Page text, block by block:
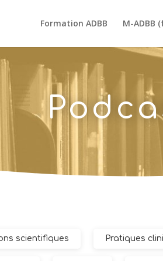
Formation ADBB M-ADBB
scientifiques Pratiques